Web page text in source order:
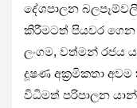
දේශපාලන
කිරීමටත් පියවර ගෙන
ලංගම, වත්මන් රජය
දූෂණ අක්‍රමිකතා
විධිමත් පරිපාලන